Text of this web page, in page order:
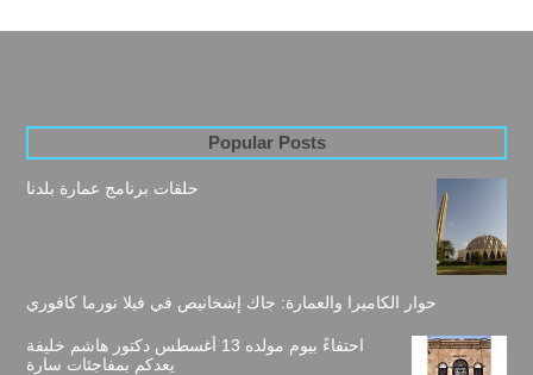
Popular Posts
حلقات برنامج عمارة بلدنا
حوار الكاميرا والعمارة: جاك إشخانيص في فيلا نورما كافوري
احتفاءً بيوم مولده 13 أغسطس دكتور هاشم خليفة
يعدكم بمفاجئات سارة